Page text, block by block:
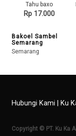
Tahu baxo
Rp 17.000
Bakoel Sambel
Semarang
Semarang
Hubungi Kami Ku
Copyright © PT. Ku Ka